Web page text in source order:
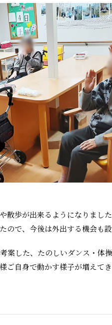
歩が出来るようになりました
で、今後は外出する機会も設
案した、たのしいダンス・体
ご自身で動かす様子が増えて